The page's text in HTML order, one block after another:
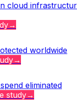
cloud
→
worldwide
→
eliminated
study→